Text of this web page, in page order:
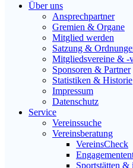
Über uns
Ansprechpartner
Gremien & Organe
Mitglied werden
Satzung &
Mitgliedsvereine & -
Sponsoren & Partner
Statistiken & Historie
Impressum
Datenschutz
Service
Vereinssuche
Vereinsberatung
VereinsCheck
Sportstätten &